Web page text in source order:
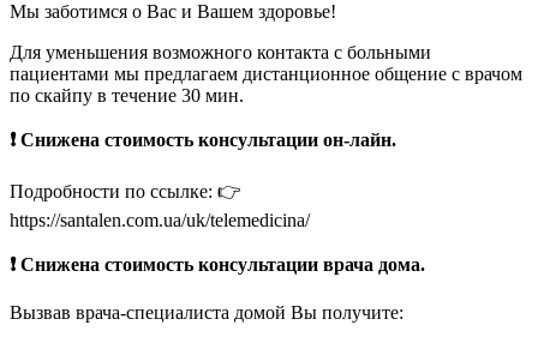
Мы заботимся о Вас и Вашем здоровье!
Для уменьшения возможного контакта с больными
пациентами мы предлагаем дистанционное общение с врачом
по скайпу в течение 30 мин.
❗️ Снижена стоимость консультации он-лайн.
Подробности по ссылке: 👉
https://santalen.com.ua/uk/telemedicina/
❗️ Снижена стоимость консультации врача дома.
Вызвав врача-специалиста домой Вы получите: